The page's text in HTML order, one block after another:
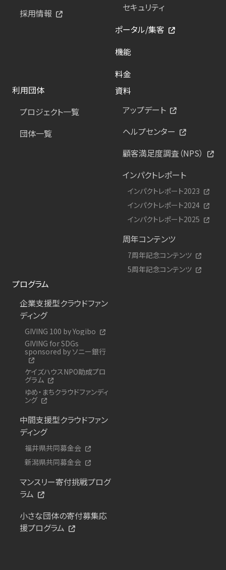
採用情報
セキュリティ
ポータル/集客
機能
料金
利用団体
プロジェクト一覧
団体一覧
資料
アップデート
ヘルプセンター
顧客満足度調査（NPS）
インパクトレポート
インパクトレポート2023
インパクトレポート2024
インパクトレポート2025
周年コンテンツ
7周年記念コンテンツ
5周年記念コンテンツ
プログラム
企業支援型クラウドファン
ディング
GIVING 100 by Yogibo
GIVING for SDGs
sponsored by ソニー銀行
ケイズハウスNPO助成プロ
グラム
ゆめ・まちクラウドファンディ
ング
中間支援型クラウドファン
ディング
福井県共同募金会
新潟県共同募金会
マンスリー寄付挑戦プログ
ラム
小さな団体の寄付募集応
援プログラム